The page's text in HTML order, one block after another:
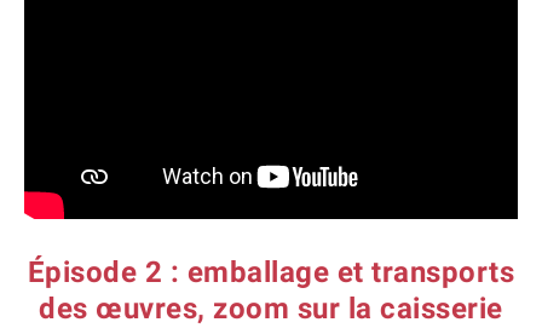
Épisode 2 : emballage et transports
des œuvres, zoom sur la caisserie